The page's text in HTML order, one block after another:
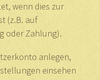
wenn dies zur
(z.B. auf
oder Zahlung).
anlegen,
einsehen